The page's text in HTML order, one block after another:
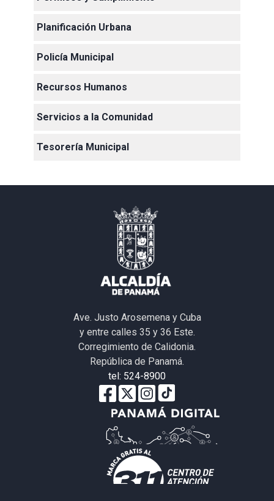
Planificación Urbana
Policía Municipal
Recursos Humanos
Servicios a la Comunidad
Tesorería Municipal
Ave. Justo Arosemena y Cuba
y entre calles 35 y 36 Este.
Corregimiento de Calidonia.
República de Panamá.
tel: 524-8900